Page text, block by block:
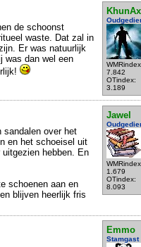
7.842
OTindex:
3.189
de schoonst
waste. Dat zal in
Er was natuurlijk
was dan wel een
Jawel
1.679
OTindex:
8.093
sandalen over het
en het schoeisel uit
hebben. En
schoenen aan en
blijven heerlijk fris
Emmo
Stamgast